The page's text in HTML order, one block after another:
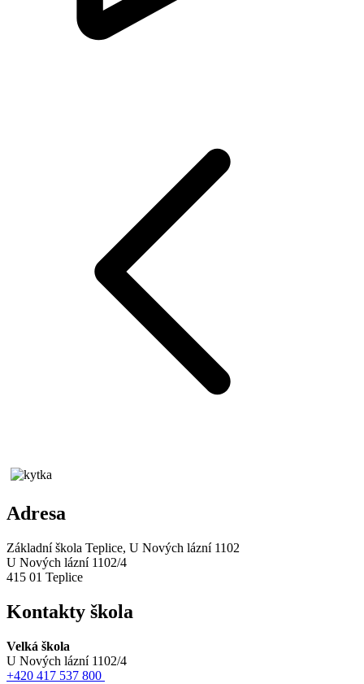
Adresa
Základní škola Teplice, U Nových lázní 1102
U Nových lázní 1102/4
415 01 Teplice
Kontakty škola
Velká škola
U Nových lázní 1102/4
+420 417 537 800